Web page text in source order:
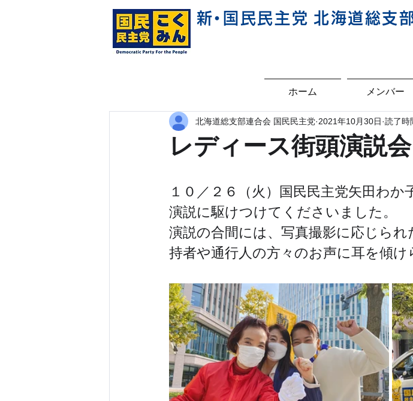
新・ 国民民主 党 北海道総支
ホーム メンバー
レディース街頭演説会
北海道総支部連合会 国民民主党 2021年10月30日 読了時
１０／２６（火）国民民主党矢田わ
演説に駆けつけてくださいました。
演説の合間には、写真撮影に応じら
持者や通行人の方々のお声に耳を傾け